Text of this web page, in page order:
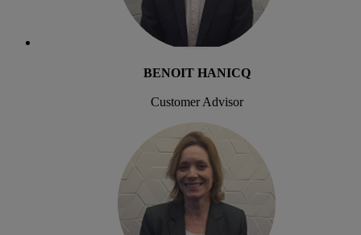
BENOIT HANICQ
Customer Advisor